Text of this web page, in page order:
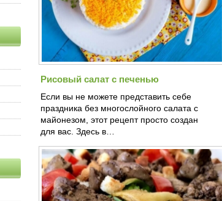
Рисовый салат с печенью
Если вы не можете представить себе
праздника без многослойного салата с
майонезом, этот рецепт просто создан
для вас. Здесь в…